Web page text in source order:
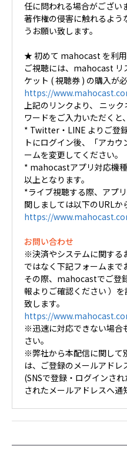
任に問われる場合がござい
著作権の侵害に触れるよう
うお願い致します。
★ 初めて mahocast を利
ご視聴には、mahocast リ
ケット ( 視聴券 ) の購入が必
https://
上記のリンクより、 ニッ
ワードをご入力いただくと
* Twitter・LINE よりご登
トにログイン後、「アカ
ームを変更してください。
* mahocastアプリ対応機
以上となります。
*ライブ視聴する際、アプ
関しましては以下のURLか
https://
お問い合わせ
※決済やシステムに関する
ではなく下記フォームまで
その際、mahocastでご登
報よりご確認ください ）
致します。
https://
※迅速に対応できない場合
さい。
※弊社から本配信に関して
は、ご登録のメールアドレ
(SNSで登録・ログインさ
されたメールアドレスへ通